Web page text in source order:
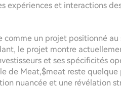
expériences et interactions
comme un projet positionné
le projet montre
et ses spécificités
de Meat,$meat reste
nuancée et une révélation